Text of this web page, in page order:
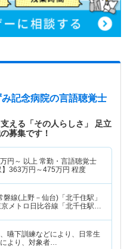
記念病院の言語聴覚士
える「その人らしさ」 足立
募集です！
万円～ 以上 常勤・言語聴覚士
363万円～475万円 程度
磐線(上野－仙台)「北千住駅」
京メトロ日比谷線「北千住駅」
嚥下訓練などにより、日常生
より、対象者…